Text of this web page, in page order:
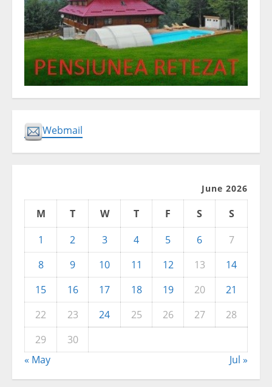
Webmail
June 2026
M T W T F S
S
1
2 3 4 5 6
7
8
9 10 11 12 13
14
15
16 17 18 19 20
21
22
23 24 25 26 27
28
29
30
« May
Jul »